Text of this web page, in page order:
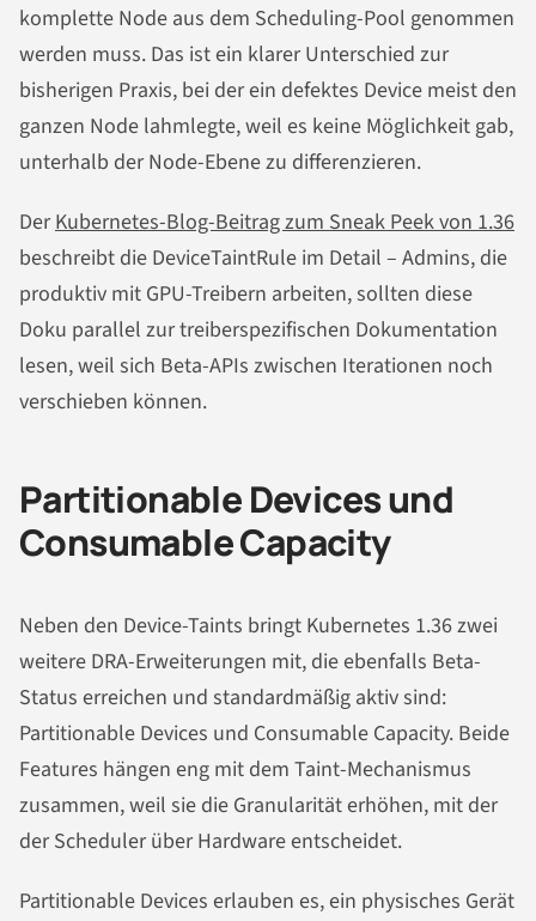
komplette Node aus dem Scheduling-Pool genommen
werden muss. Das ist ein klarer Unterschied zur
bisherigen Praxis, bei der ein defektes Device meist den
ganzen Node lahmlegte, weil es keine Möglichkeit gab,
unterhalb der Node-Ebene zu differenzieren.
DerKubernetes-Blog-Beitrag zum Sneak Peek von 1.36
beschreibt die DeviceTaintRule im Detail – Admins, die
produktiv mit GPU-Treibern arbeiten, sollten diese
Doku parallel zur treiberspezifischen Dokumentation
lesen, weil sich Beta-APIs zwischen Iterationen noch
verschieben können.
Partitionable Devices und
Consumable Capacity
Neben den Device-Taints bringt Kubernetes 1.36 zwei
weitere DRA-Erweiterungen mit, die ebenfalls Beta-
Status erreichen und standardmäßig aktiv sind:
Partitionable Devices und Consumable Capacity. Beide
Features hängen eng mit dem Taint-Mechanismus
zusammen, weil sie die Granularität erhöhen, mit der
der Scheduler über Hardware entscheidet.
Partitionable Devices erlauben es, ein physisches Gerät